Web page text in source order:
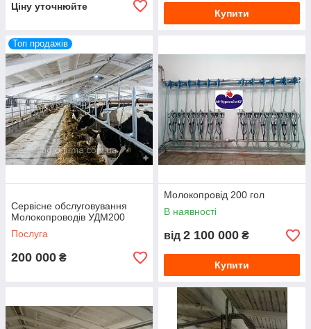
Ціну уточнюйте
Купити
Топ продажів
Сервісне обслуговування
Молокопроводів УДМ200
Послуга
200 000 ₴
Молокопровід 200 гол
В наявності
від 2 100 000 ₴
Купити